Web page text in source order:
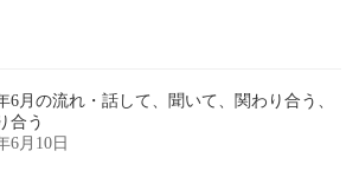
6月の流れ・話して、聞いて、関わり合う、
合う
6月10日